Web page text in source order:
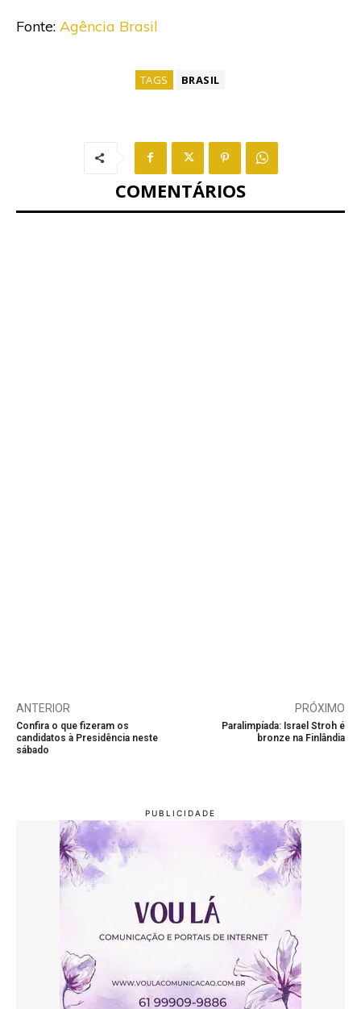
Fonte: Agência Brasil
TAGS BRASIL
COMENTÁRIOS
ANTERIOR
Confira o que fizeram os
candidatos à Presidência neste
sábado
PRÓXIMO
Paralimpíada: Israel Stroh é
bronze na Finlândia